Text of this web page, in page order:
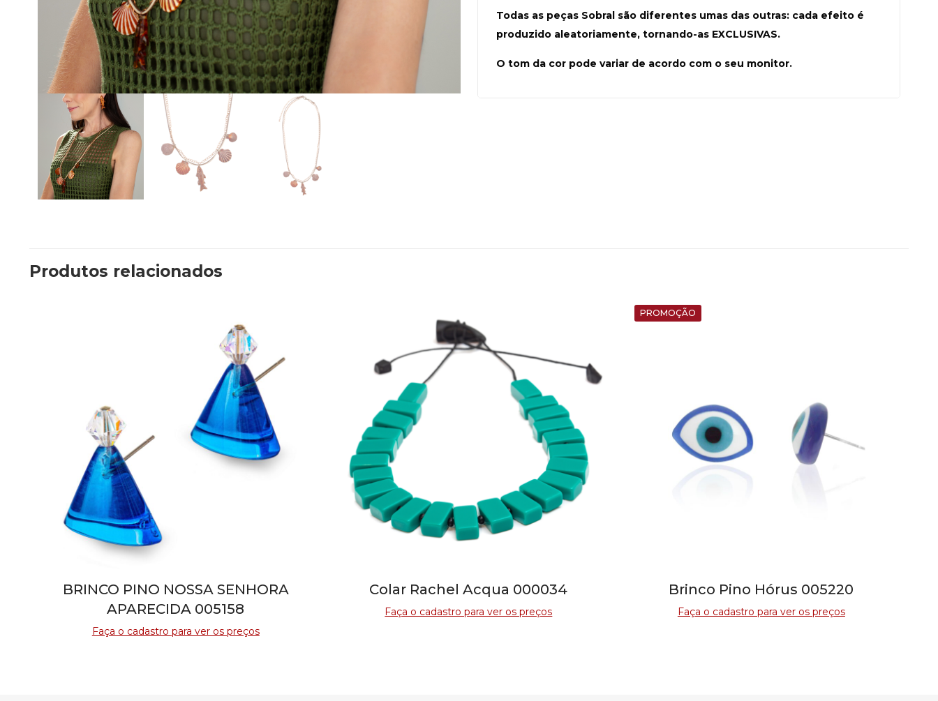
Todas as peças Sobral são diferentes umas das outras: cada efeito é
produzido aleatoriamente, tornando-as EXCLUSIVAS.
O tom da cor pode variar de acordo com o seu monitor.
Produtos relacionados
BRINCO PINO NOSSA SENHORA
APARECIDA 005158
Faça o cadastro para ver os preços
Colar Rachel Acqua 000034
Faça o cadastro para ver os preços
PROMOÇÃO
Brinco Pino Hórus 005220
Faça o cadastro para ver os preços